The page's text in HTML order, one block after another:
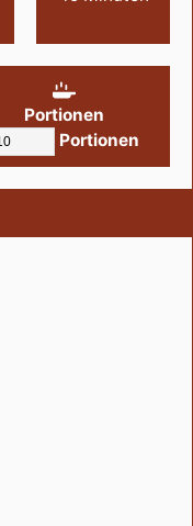
Portionen
Portionen